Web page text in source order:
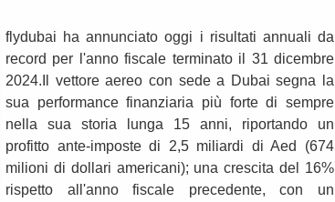
flydubai ha annunciato oggi i risultati annuali da
record per l'anno fiscale terminato il 31 dicembre
2024.Il vettore aereo con sede a Dubai segna la
sua performance finanziaria più forte di sempre
nella sua storia lunga 15 anni, riportando un
profitto ante-imposte di 2,5 miliardi di Aed (674
milioni di dollari americani); una crescita del 16%
rispetto all'anno fiscale precedente, con un